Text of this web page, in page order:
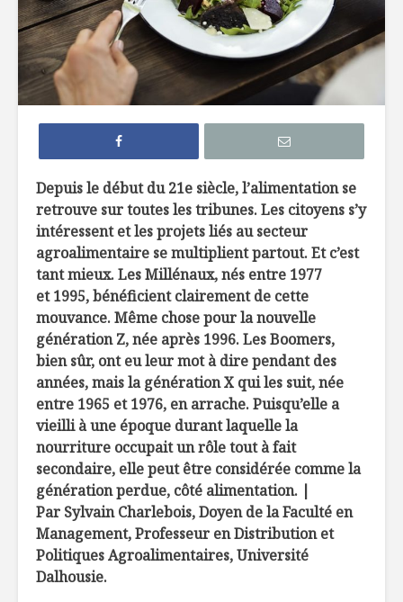
Depuis le début du 21e siècle, l’alimentation se
retrouve sur toutes les tribunes. Les citoyens s’y
intéressent et les projets liés au secteur
agroalimentaire se multiplient partout. Et c’est
tant mieux. Les Millénaux, nés entre 1977
et 1995, bénéficient clairement de cette
mouvance. Même chose pour la nouvelle
génération Z, née après 1996. Les Boomers,
bien sûr, ont eu leur mot à dire pendant des
années, mais la génération X qui les suit, née
entre 1965 et 1976, en arrache. Puisqu’elle a
vieilli à une époque durant laquelle la
nourriture occupait un rôle tout à fait
secondaire, elle peut être considérée comme la
génération perdue, côté alimentation. |
Par Sylvain Charlebois, Doyen de la Faculté en
Management, Professeur en Distribution et
Politiques Agroalimentaires, Université
Dalhousie.
L’évolution
alimentaire :
du traditionnel à
l’industriel
La découverte du
feu dans
l’évolution de la
cuisine
Ces farines
anciennes
au goût du jour
Le choc
67
rappeler
visite à
: la
Veau poêlé avec
sauce à l’ail rôti et
basilic
Technique :
comment faire la
parfaite pâte à
tarte maison!
pomme